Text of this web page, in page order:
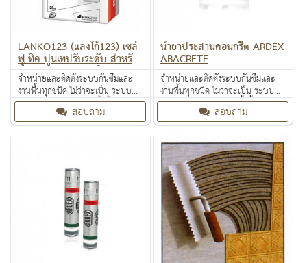
LANKO123 (แลงโก้123) เซล์
ฟ ทิค ปูนเทปรับระดับ สำหรับ
พื้นภายนอกและภายใน
จำหน่ายและติดตั้งระบบกันซึมและ
งานพื้นทุกชนิด ไม่ว่าจะเป็น ระบบ
งานกันซึม ระบบงานติดตั้งพื้น งาน
ป้องกันไฟลาม งานเคลือบปกป้องพื้น
ผิว งานเคลือบสารสะท้อนความร้อน
สอบถาม
น้ำยาประสานคอนกรีต ARDEX
ABACRETE
จำหน่ายและติดตั้งระบบกันซึมและ
งานพื้นทุกชนิด ไม่ว่าจะเป็น ระบบ
งานกันซึม ระบบงานติดตั้งพื้น งาน
ป้องกันไฟลาม งานเคลือบปกป้องพื้น
ผิว งานเคลือบสารสะท้อนความร้อน
สอบถาม